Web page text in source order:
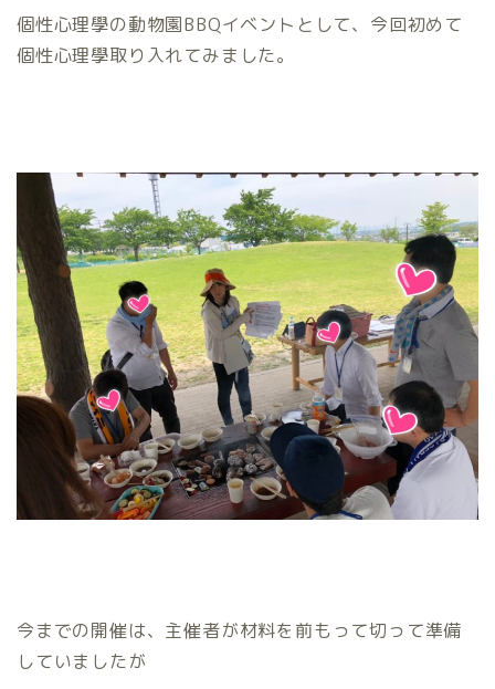
個性心理學の動物園BBQイベントとして、今回初めて
個性心理學取り入れてみました。
今までの開催は、主催者が材料を前もって切って準備
していましたが